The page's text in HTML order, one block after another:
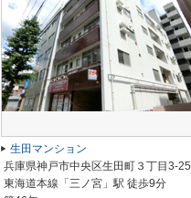
生田マンション
兵庫県神戸市中央区生田町３丁目3-25
東海道本線「三ノ宮」駅 徒歩9分